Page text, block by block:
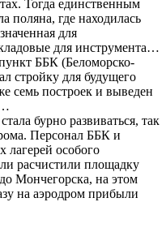
Тогда единственным
где находилась
для
для инструмента…
ББК (Беломорско-
стройку для будущего
семь построек и выведен
бурно развиваться, так
Персонал ББК и
особого
расчистили площадку
Мончегорска, на этом
на аэродром прибыли